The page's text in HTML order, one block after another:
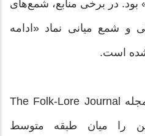
بود. در برخی منابع، شمع‌های
و شمع میانی نماد «ادامه
است.
در سوئیس، پژوهشگران مجله The Folk-Lore Journal
این آیین را میان طبقه متوسط